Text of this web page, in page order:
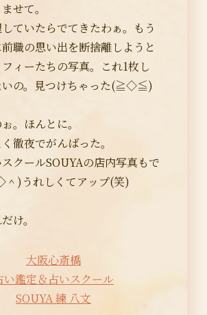
せて。
ていたらでてきたわぁ。もう
職の思い出を断捨離しようと
ィーたちの写真。これ1枚し
いの。見つけちゃった(≧◇≦)
。ほんとに。
徹夜でがんばった。
クールSOUYAの店内写真もで
)うれしくてアップ(笑)
け。
大阪心斎橋
い鑑定＆占いスクール
SOUYA 練 八文